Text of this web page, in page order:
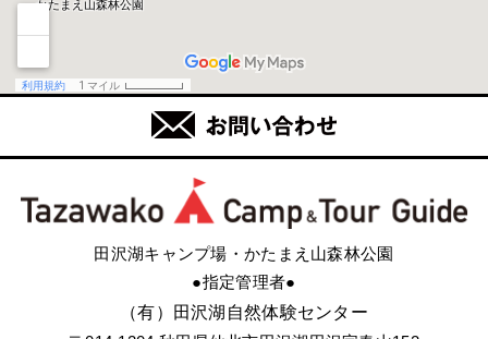
田沢湖キャンプ場・かたまえ山森林公園
●指定管理者●
（有）田沢湖自然体験センター